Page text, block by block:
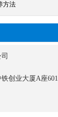
方法
创业大厦A座601